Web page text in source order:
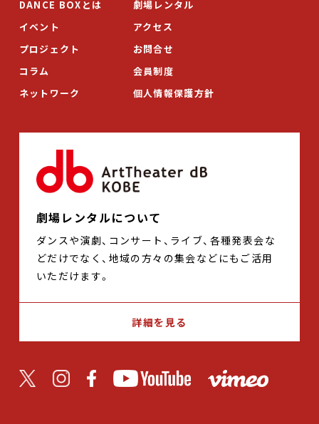
DANCE BOXとは
イベント
プロジェクト
コラム
ネットワーク
劇場レンタル
アクセス
お問合せ
会員制度
個人情報保護方針
劇場レンタルについて
ダンスや演劇、コンサート、ライブ、各種発表会な
どだけでなく、地域の方々の集会などにもご活用
いただけます。
詳細を見る